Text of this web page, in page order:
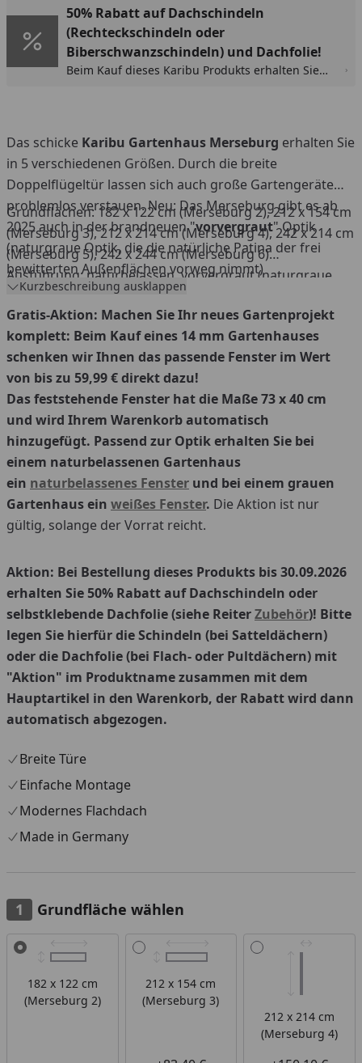
50% Rabatt auf Dachschindeln
(Rechteckschindeln oder
Biberschwanzschindeln) und Dachfolie!
Beim Kauf dieses Karibu Produkts erhalten Sie
im Warenkorb automatisch abgezogen.
Das schicke Karibu Gartenhaus Merseburg erhalten Sie
in 5 verschiedenen Größen. Durch die breite
Doppelflügeltür lassen sich auch große Gartengeräte
problemlos verstauen. Neu: Das Merseburg gibt es ab
2025 auch in der brandneuen "vorvergraut" Optik
(naturgraue Optik, die die natürliche Patina der frei
bewitterten Außenflächen vorweg nimmt)
Grundflächen: 182 x 122 cm (Merseburg 2), 212 x 154 cm
(Merseburg 3), 212 x 214 cm (Merseburg 4), 242 x 214 cm
(Merseburg 5), 242 x 244 cm (Merseburg 6)
Ausführung: naturbelassen, vorvergraut (naturgraue
Optik)
Kurzbeschreibung ausklappen
Gratis-Aktion: Machen Sie Ihr neues Gartenprojekt
komplett: Beim Kauf eines 14 mm Gartenhauses
schenken wir Ihnen das passende Fenster im Wert
von bis zu 59,99 € direkt dazu!
Das feststehende Fenster hat die Maße73 x 40 cm
und wird Ihrem Warenkorb automatisch
hinzugefügt. Passend zur Optik erhalten Sie bei
einem naturbelassenen Gartenhaus
ein naturbelassenes Fenster und bei einem grauen
Gartenhaus ein weißes Fenster. Die Aktion ist nur
gültig, solange der Vorrat reicht.
Aktion: Bei Bestellung dieses Produkts bis 30.09.2026
erhalten Sie 50% Rabatt auf Dachschindeln oder
selbstklebende Dachfolie (siehe ReiterZubehör)! Bitte
legen Sie hierfür die Schindeln (bei Satteldächern)
oder die Dachfolie (bei Flach- oder Pultdächern) mit
"Aktion" im Produktname zusammen mit dem
Hauptartikel in den Warenkorb, der Rabatt wird dann
automatisch abgezogen.
Breite Türe
Einfache Montage
Modernes Flachdach
Made in Germany
Grundfläche wählen
Alle anzeigen (5)
182 x 122 cm
(Merseburg 2)
212 x 154 cm
(Merseburg 3)
212 x 214 cm
(Merseburg 4)